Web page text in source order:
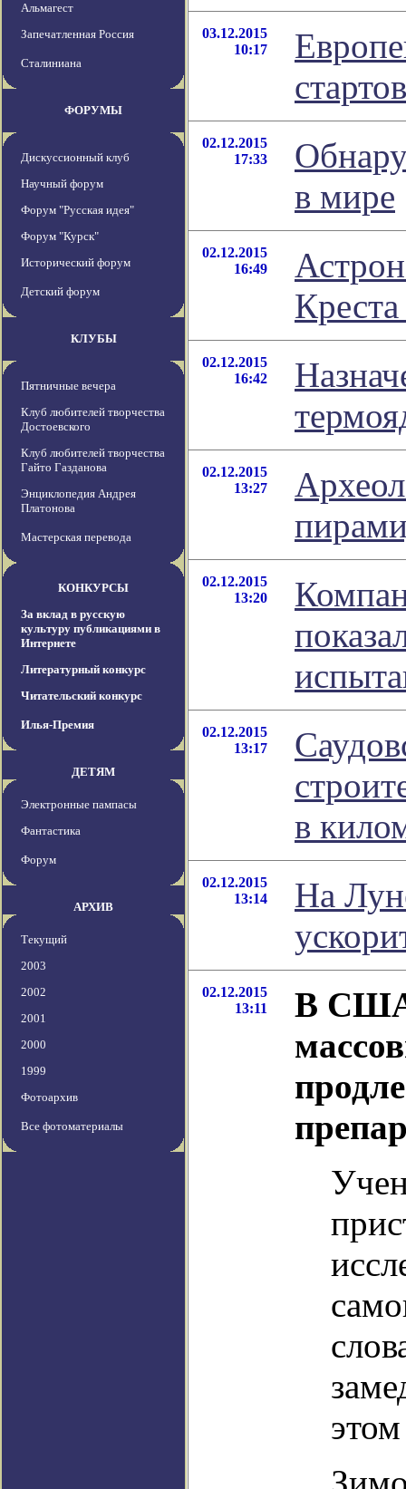
Альмагест
Запечатленная Россия
Сталиниана
ФОРУМЫ
Дискуссионный клуб
Научный форум
Форум "Русская идея"
Форум "Курск"
Исторический форум
Детский форум
КЛУБЫ
Пятничные вечера
Клуб любителей творчества
Достоевского
Клуб любителей творчества
Гайто Газданова
Энциклопедия Андрея
Платонова
Мастерская перевода
КОНКУРСЫ
За вклад в русскую
культуру публикациями в
Интернете
Литературный конкурс
Читательский конкурс
Илья-Премия
ДЕТЯМ
Электронные пампасы
Фантастика
Форум
АРХИВ
Текущий
2003
2002
2001
2000
1999
Фотоархив
Все фотоматериалы
03.12.2015
10:17
02.12.2015
17:33
в мире
02.12.2015
16:49
02.12.2015
16:42
02.12.2015
13:27
02.12.2015
13:20
02.12.2015
13:17
в
02.12.2015
13:14
На
02.12.2015
13:11
В США